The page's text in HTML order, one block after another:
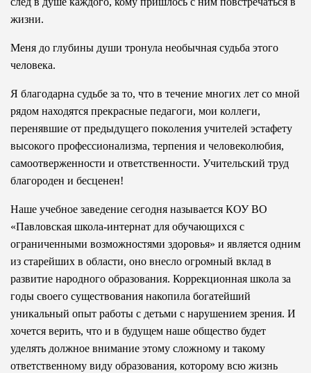
жизни.
Меня до глубины души тронула необычная судьба этого
человека.
Я благодарна судьбе за то, что в течение многих лет со мной
рядом находятся прекрасные педагоги, мои коллеги,
перенявшие от предыдущего поколения учителей эстафету
высокого профессионализма, терпения и человеколюбия,
самоотверженности и ответственности. Учительский труд
благороден и бесценен!
Наше учебное заведение сегодня называется КОУ ВО
«Павловская школа-интернат для обучающихся с
ограниченными возможностями здоровья» и является одним
из старейших в области, оно внесло огромный вклад в
развитие народного образования. Коррекционная школа за
годы своего существования накопила богатейший
уникальный опыт работы с детьми с нарушением зрения. И
хочется верить, что и в будущем наше общество будет
уделять должное внимание этому сложному и такому
ответственному виду образования, которому всю жизнь